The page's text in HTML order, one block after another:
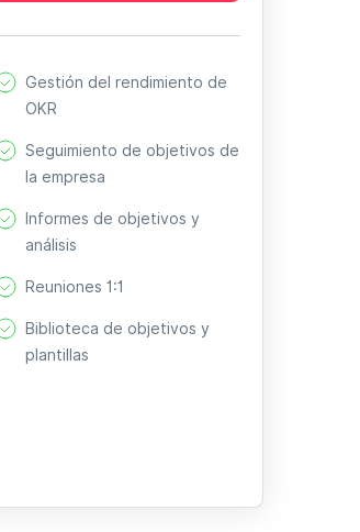
Gestión del rendimiento de
OKR
Seguimiento de objetivos de
la empresa
Informes de objetivos y
análisis
Reuniones 1:1
Biblioteca de objetivos y
plantillas